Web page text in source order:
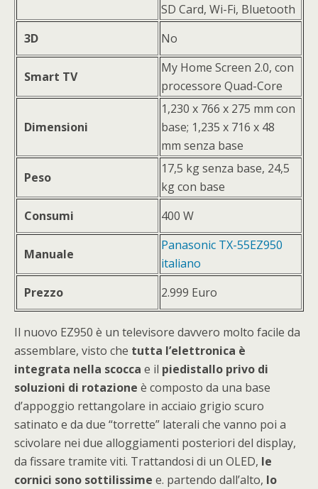
SD Card, Wi-Fi, Bluetooth
3D
No
Smart TV
My Home Screen 2.0, con
processore Quad-Core
Dimensioni
1,230 x 766 x 275 mm con
base; 1,235 x 716 x 48
mm senza base
Peso
17,5 kg senza base, 24,5
kg con base
Consumi
400 W
Manuale
Panasonic TX-55EZ950
italiano
Prezzo
2.999 Euro
Il nuovo EZ950 è un televisore davvero molto facile da
assemblare, visto che tutta l’elettronica è
integrata nella scocca e il piedistallo privo di
soluzioni di rotazione è composto da una base
d’appoggio rettangolare in acciaio grigio scuro
satinato e da due “torrette” laterali che vanno poi a
scivolare nei due alloggiamenti posteriori del display,
da fissare tramite viti. Trattandosi di un OLED, le
cornici sono sottilissime e. partendo dall’alto, lo